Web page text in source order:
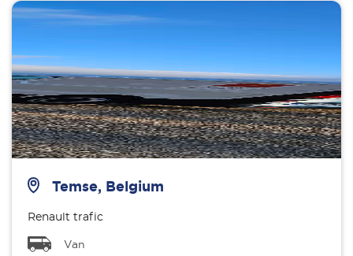
Temse, Belgium
Renault trafic
Van